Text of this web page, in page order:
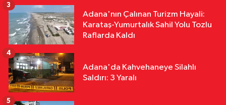
Asayiş
13:49Yolcu Otobüsü Kamyonete
Adana'nın Çalınan Turizm Hayali:
Karataş-Yumurtalık Sahil Yolu Tozlu
Raflarda Kaldı
3
Adana'da Kahvehaneye Silahlı
Saldırı: 3 Yaralı
4
5